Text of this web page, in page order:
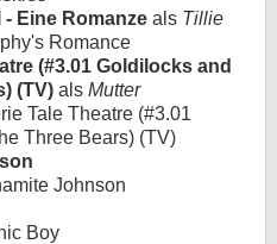
- Eine Romanze als Tillie
Romance
(#3.01 Goldilocks and
(TV) als Mutter
Tale Theatre (#3.01
Three Bears) (TV)
Johnson
Boy